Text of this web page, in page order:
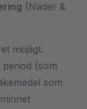
(Nader &
möjligt.
(som
som